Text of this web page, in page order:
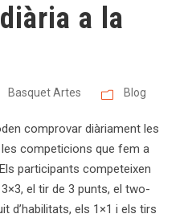
a la
Basquet Artes Blog
comprovar diàriament les
competicions que fem a
participants competeixen
el tir de 3 punts, el two-
d’habilitats, els 1×1 i els tirs